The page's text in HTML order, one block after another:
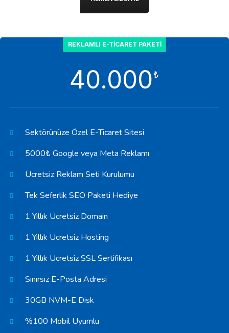
REKLAMLI E-TICARET PAKETI
40.000₺
Sektörünüze Özel E-Ticaret Sitesi
5000₺ Google veya Meta Reklamı
Ücretsiz Reklam Seti Kurulumu
Tek Seferlik SEO Paketi Hediye
1 Yıllık Ücretsiz Domain
1 Yıllık Ücretsiz Hosting
1 Yıllık Ücretsiz SSL Sertifikası
Sınırsız E-Posta Adresi
30GB NVM-E Disk
%100 Mobil Uyumlu